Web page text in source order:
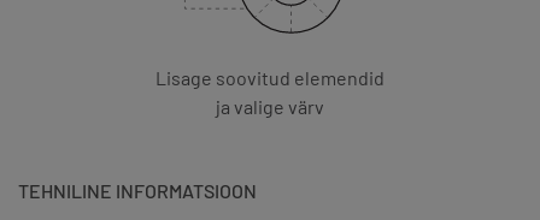
Lisage soovitud elemendid
ja valige värv
TEHNILINE INFORMATSIOON